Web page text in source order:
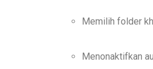
Memilih folder
Menonaktifkan